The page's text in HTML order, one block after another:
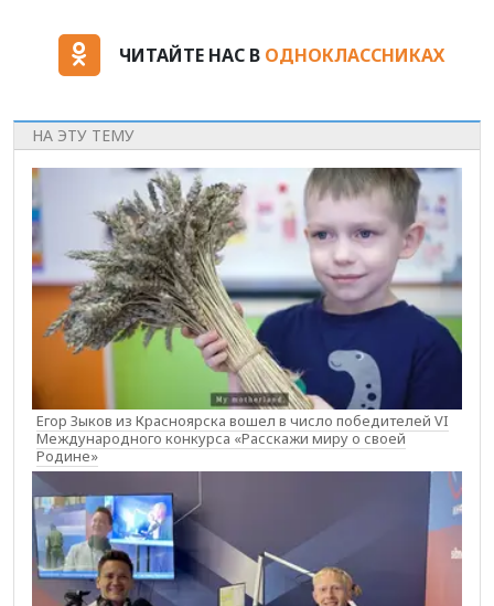
ЧИТАЙТЕ НАС В ОДНОКЛАССНИКАХ
НА ЭТУ ТЕМУ
Егор Зыков из Красноярска вошел в число победителей VI
Международного конкурса «Расскажи миру о своей
Родине»